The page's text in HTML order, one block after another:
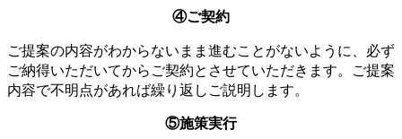
④ご契約
ご提案の内容がわからないまま進むことがないように、必ず
ご納得いただいてからご契約とさせていただきます。ご提案
内容で不明点があれば繰り返しご説明します。
⑤施策実行